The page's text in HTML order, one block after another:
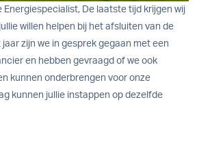
Energiespecialist, De laatste tijd krijgen wij
willen helpen bij het afsluiten van de
zijn we in gesprek gegaan met een
en hebben gevraagd of we ook
kunnen onderbrengen voor onze
kunnen jullie instappen op dezelfde
aanbod voor vrienden van De